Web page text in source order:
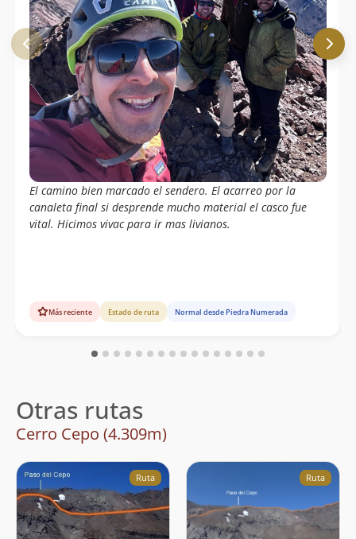
El camino bien marcado el sendero. El acarreo por la
canaleta final si desprende mucho material el casco fue
vital. Hicimos vivac para ir mas livianos.
Más reciente Estado de ruta Normal desde Piedra Numerada
Otras rutas
Cerro Cepo (4.309m)
Ruta Ruta